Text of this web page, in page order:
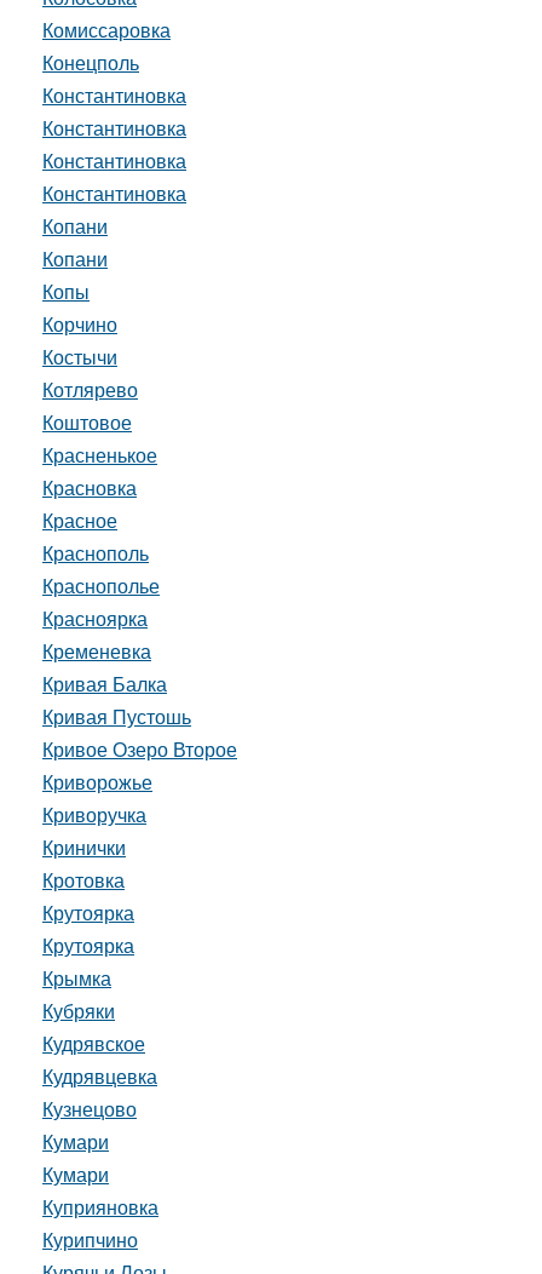
Комиссаровка
Конецполь
Константиновка
Константиновка
Константиновка
Константиновка
Копани
Копани
Копы
Корчино
Костычи
Котлярево
Коштовое
Красненькое
Красновка
Красное
Краснополь
Краснополье
Красноярка
Кременевка
Кривая Балка
Кривая Пустошь
Кривое Озеро Второе
Криворожье
Криворучка
Кринички
Кротовка
Крутоярка
Крутоярка
Крымка
Кубряки
Кудрявское
Кудрявцевка
Кузнецово
Кумари
Кумари
Куприяновка
Курипчино